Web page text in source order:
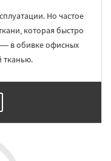
Но частое
которая быстро
— в обивке офисных
тканью.